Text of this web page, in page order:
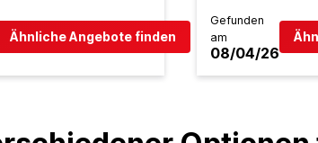
Ähnliche Angebote finden
Gefunden
am
08/04/26